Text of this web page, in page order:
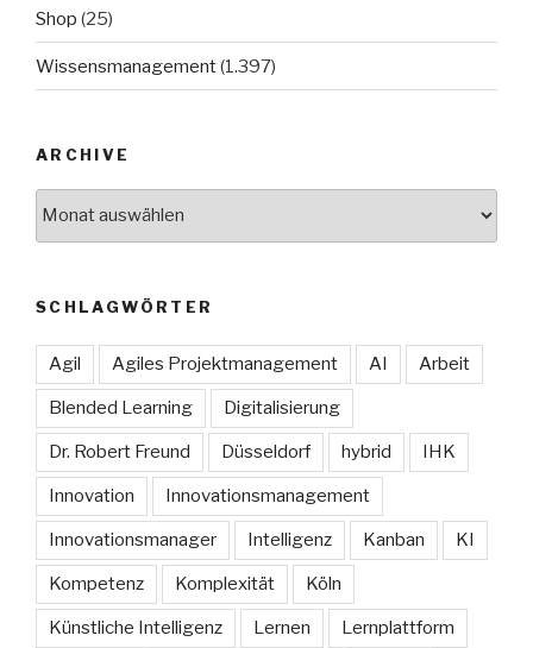
Shop (25)
Wissensmanagement(1.397)
ARCHIVE
SCHLAGWÖRTER
Agil Agiles Projektmanagement AI Arbeit
Blended Learning Digitalisierung
Dr. Robert Freund Düsseldorf hybrid IHK
Innovation Innovationsmanagement
Innovationsmanager Intelligenz Kanban KI
Kompetenz Komplexität Köln
Künstliche Intelligenz Lernen Lernplattform